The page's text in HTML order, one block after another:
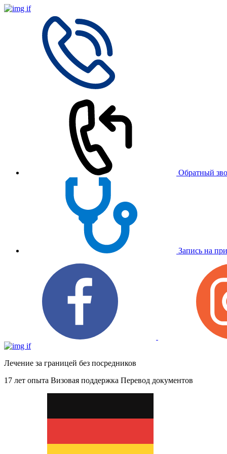
Обратный
Запись на
Лечение за границей без посредников
17 лет опыта Визовая поддержка Перевод документов